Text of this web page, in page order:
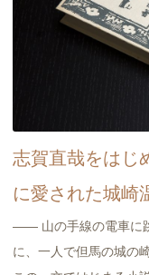
志賀直哉をはじ
に愛された城崎
―― 山の手線の電車に
に、一人で但馬の城の